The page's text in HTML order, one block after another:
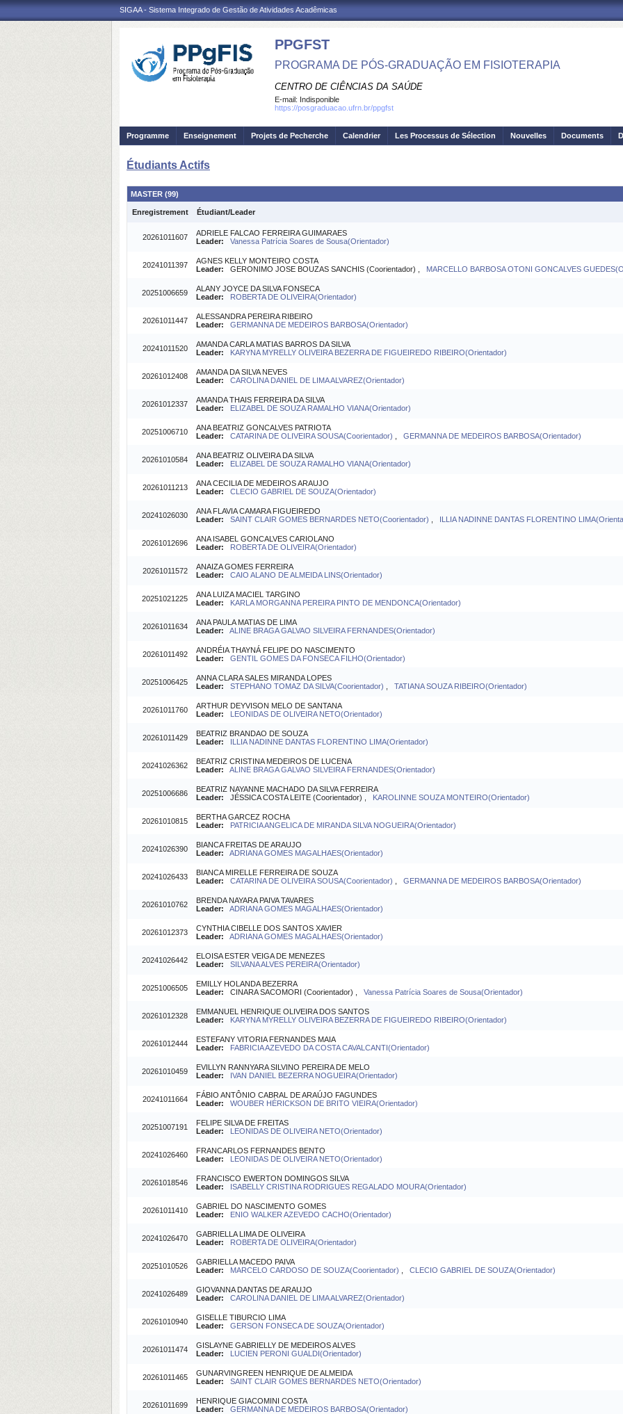
SIGAA - Sistema Integrado de Gestão de Atividades Acadêmicas
PPGFST
PROGRAMA DE PÓS-GRADUAÇÃO EM FISIOTERAPIA
CENTRO DE CIÊNCIAS DA SAÚDE
E-mail: Indisponible
https://posgraduacao.ufrn.br/ppgfst
Programme Enseignement Projets de Pecherche Calendrier Les Processus de Sélection Nouvelles Documents
Étudiants Actifs
MASTER (99)
Enregistrement Étudiant/Leader
20261011607
ADRIELE FALCAO FERREIRA GUIMARAES
Leader:
Vanessa Patrícia Soares de Sousa(Orientador)
20241011397
AGNES KELLY MONTEIRO COSTA
Leader: GERONIMO JOSE BOUZAS SANCHIS (Coorientador) , MARCELLO BARBOSA OTONI GONCALVES
20251006659
ALANY JOYCE DA SILVA FONSECA
Leader:
ROBERTA DE OLIVEIRA(Orientador)
20261011447
ALESSANDRA PEREIRA RIBEIRO
Leader:
GERMANNA DE MEDEIROS BARBOSA(Orientador)
20241011520
AMANDA CARLA MATIAS BARROS DA SILVA
Leader:
KARYNA MYRELLY OLIVEIRA BEZERRA DE FIGUEIREDO RIBEIRO(Orientador)
20261012408
AMANDA DA SILVA NEVES
Leader:
CAROLINA DANIEL DE LIMA ALVAREZ(Orientador)
20261012337
AMANDA THAIS FERREIRA DA SILVA
Leader:
ELIZABEL DE SOUZA RAMALHO VIANA(Orientador)
20251006710
ANA BEATRIZ GONCALVES PATRIOTA
Leader:
CATARINA DE OLIVEIRA SOUSA(Coorientador) GERMANNA DE MEDEIROS BARBOSA(Orientador)
20261010584
ANA BEATRIZ OLIVEIRA DA SILVA
Leader:
ELIZABEL DE SOUZA RAMALHO VIANA(Orientador)
20261011213
ANA CECILIA DE MEDEIROS ARAUJO
Leader:
CLECIO GABRIEL DE SOUZA(Orientador)
20241026030
ANA FLAVIA CAMARA FIGUEIREDO
Leader:
SAINT CLAIR GOMES BERNARDES NETO(Coorientador) ILLIA NADINNE DANTAS FLORENTINO
20261012696
ANA ISABEL GONCALVES CARIOLANO
Leader:
ROBERTA DE OLIVEIRA(Orientador)
20261011572
ANAIZA GOMES FERREIRA
Leader:
CAIO ALANO DE ALMEIDA LINS(Orientador)
20251021225
ANA LUIZA MACIEL TARGINO
Leader:
KARLA MORGANNA PEREIRA PINTO DE MENDONCA(Orientador)
20261011634
ANA PAULA MATIAS DE LIMA
Leader:
ALINE BRAGA GALVAO SILVEIRA FERNANDES(Orientador)
20261011492
ANDRÉIA THAYNÁ FELIPE DO NASCIMENTO
Leader:
GENTIL GOMES DA FONSECA FILHO(Orientador)
20251006425
ANNA CLARA SALES MIRANDA LOPES
Leader:
STEPHANO TOMAZ DA SILVA(Coorientador) TATIANA SOUZA RIBEIRO(Orientador)
20261011760
ARTHUR DEYVISON MELO DE SANTANA
Leader:
LEONIDAS DE OLIVEIRA NETO(Orientador)
20261011429
BEATRIZ BRANDAO DE SOUZA
Leader:
ILLIA NADINNE DANTAS FLORENTINO LIMA(Orientador)
20241026362
BEATRIZ CRISTINA MEDEIROS DE LUCENA
Leader:
ALINE BRAGA GALVAO SILVEIRA FERNANDES(Orientador)
20251006686
BEATRIZ NAYANNE MACHADO DA SILVA FERREIRA
Leader: JÉSSICA COSTA LEITE (Coorientador) , KAROLINNE SOUZA MONTEIRO(Orientador)
20261010815
BERTHA GARCEZ ROCHA
Leader:
PATRICIA ANGELICA DE MIRANDA SILVA NOGUEIRA(Orientador)
20241026390
BIANCA FREITAS DE ARAUJO
Leader:
ADRIANA GOMES MAGALHAES(Orientador)
20241026433
BIANCA MIRELLE FERREIRA DE SOUZA
Leader:
CATARINA DE OLIVEIRA SOUSA(Coorientador) GERMANNA DE MEDEIROS BARBOSA(Orientador)
20261010762
BRENDA NAYARA PAIVA TAVARES
Leader:
ADRIANA GOMES MAGALHAES(Orientador)
20261012373
CYNTHIA CIBELLE DOS SANTOS XAVIER
Leader:
ADRIANA GOMES MAGALHAES(Orientador)
20241026442
ELOISA ESTER VEIGA DE MENEZES
Leader:
SILVANA ALVES PEREIRA(Orientador)
20251006505
EMILLY HOLANDA BEZERRA
Leader: CINARA SACOMORI (Coorientador) , Vanessa Patrícia Soares de Sousa(Orientador)
20261012328
EMMANUEL HENRIQUE OLIVEIRA DOS SANTOS
Leader:
KARYNA MYRELLY OLIVEIRA BEZERRA DE FIGUEIREDO RIBEIRO(Orientador)
20261012444
ESTEFANY VITORIA FERNANDES MAIA
Leader:
FABRICIA AZEVEDO DA COSTA CAVALCANTI(Orientador)
20261010459
EVILLYN RANNYARA SILVINO PEREIRA DE MELO
Leader:
IVAN DANIEL BEZERRA NOGUEIRA(Orientador)
20241011664
FÁBIO ANTÔNIO CABRAL DE ARAÚJO FAGUNDES
Leader:
WOUBER HÉRICKSON DE BRITO VIEIRA(Orientador)
20251007191
FELIPE SILVA DE FREITAS
Leader:
LEONIDAS DE OLIVEIRA NETO(Orientador)
20241026460
FRANCARLOS FERNANDES BENTO
Leader:
LEONIDAS DE OLIVEIRA NETO(Orientador)
20261018546
FRANCISCO EWERTON DOMINGOS SILVA
Leader:
ISABELLY CRISTINA RODRIGUES REGALADO MOURA(Orientador)
20261011410
GABRIEL DO NASCIMENTO GOMES
Leader:
ENIO WALKER AZEVEDO CACHO(Orientador)
20241026470
GABRIELLA LIMA DE OLIVEIRA
Leader:
ROBERTA DE OLIVEIRA(Orientador)
20251010526
GABRIELLA MACEDO PAIVA
Leader:
MARCELO CARDOSO DE SOUZA(Coorientador) CLECIO GABRIEL DE SOUZA(Orientador)
20241026489
GIOVANNA DANTAS DE ARAUJO
Leader:
CAROLINA DANIEL DE LIMA ALVAREZ(Orientador)
20261010940
GISELLE TIBURCIO LIMA
Leader:
GERSON FONSECA DE SOUZA(Orientador)
20261011474
GISLAYNE GABRIELLY DE MEDEIROS ALVES
Leader:
LUCIEN PERONI GUALDI(Orientador)
20261011465
GUNARVINGREEN HENRIQUE DE ALMEIDA
Leader:
SAINT CLAIR GOMES BERNARDES NETO(Orientador)
20261011699
HENRIQUE GIACOMINI COSTA
Leader:
GERMANNA DE MEDEIROS BARBOSA(Orientador)